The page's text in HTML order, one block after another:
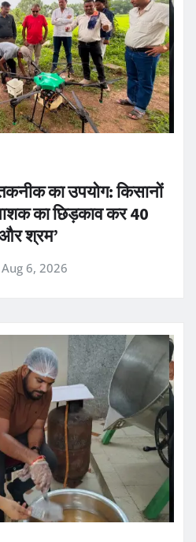
का उपयोग: किसानों
का छिड़काव कर 40
श्रम’
Aug 6, 2026